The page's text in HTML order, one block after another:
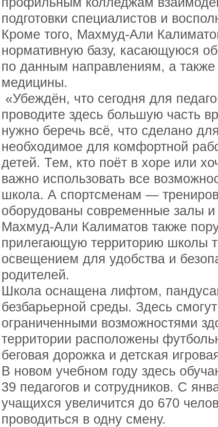
подготовки специалистов и
Кроме того, Махмуд-Али
нормативную базу, касающуюся
по данным направлениям, а
медицины.
«Убеждён, что сегодня для
проводите здесь большую часть
нужно беречь всё, что сделано
необходимое для комфортной
детей. Тем, кто поёт в хоре или
важно использовать все
школа. А спортсменам —
оборудованы современные залы
Махмуд-Али Калиматов также
прилегающую территорию школы
освещением для удобства и
родителей.
Школа оснащена лифтом,
безбарьерной среды. Здесь
ограниченными возможностями
территории расположены
беговая дорожка и детская
В новом учебном году здесь
39 педагогов и сотрудников. С
учащихся увеличится до 670
проводиться в одну смену.